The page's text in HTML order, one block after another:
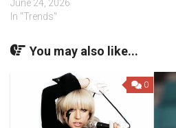
June 24, 2026
In "Trends"
You may also like...
0